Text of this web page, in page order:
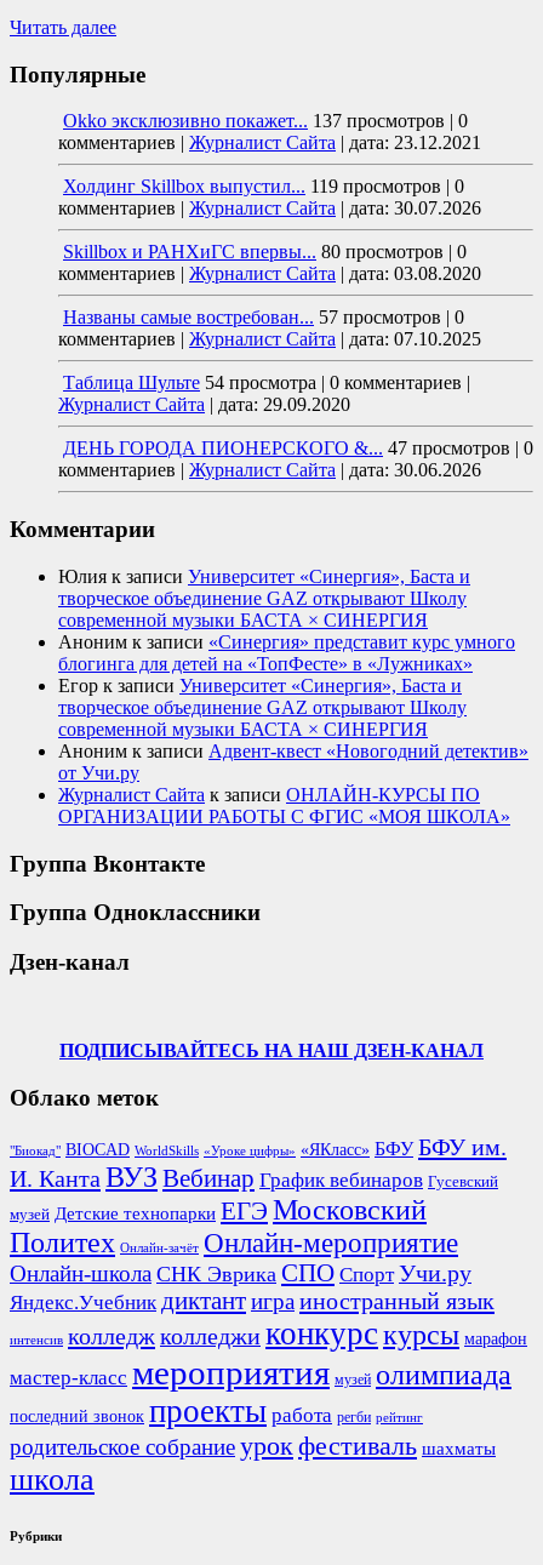
Читать далее
Популярные
Okko эксклюзивно покажет... 137 просмотров
0
комментариев
Журналист Сайта дата: 23.12.2021
Холдинг Skillbox выпустил... 119 просмотров
0
комментариев
Журналист Сайта дата: 30.07.2026
Skillbox и РАНХиГС впервы... 80 просмотров
0
комментариев
Журналист Сайта дата: 03.08.2020
Названы самые востребован... 57 просмотров
0
комментариев
Журналист Сайта дата: 07.10.2025
Таблица Шульте 54 просмотра 0 комментариев
Журналист Сайта
дата: 29.09.2020
ДЕНЬ ГОРОДА ПИОНЕРСКОГО &... 47 просмотров
0
комментариев
Журналист Сайта дата: 30.06.2026
Комментарии
Юлия к записи Университет «Синергия», Баста и
творческое объединение GAZ открывают Школу
современной музыки БАСТА × СИНЕРГИЯ
Аноним к записи «Синергия» представит курс умного
блогинга для детей на «ТопФесте» в «Лужниках»
Егор к записи Университет «Синергия», Баста и
творческое объединение GAZ открывают Школу
современной музыки БАСТА × СИНЕРГИЯ
Аноним к записи Адвент-квест «Новогодний детектив»
от Учи.ру
Журналист Сайта к записи ОНЛАЙН-КУРСЫ ПО
ОРГАНИЗАЦИИ РАБОТЫ С ФГИС «МОЯ ШКОЛА»
Группа Вконтакте
Группа Одноклассники
Дзен-канал
ПОДПИСЫВАЙТЕСЬ НА НАШ ДЗЕН-КАНАЛ
Облако меток
"Биокад" BIOCAD WorldSkills «Уроке цифры» «ЯКласс» БФУ БФУ им.
И. Канта ВУЗ Вебинар График вебинаров Гусевский
музей Детские технопарки ЕГЭ Московский
Политех Онлайн-зачёт Онлайн-мероприятие
Онлайн-школа СНК Эврика СПО Спорт Учи.ру
Яндекс.Учебник диктантиграиностранный язык
интенсив колледжколледжиконкурскурсы марафон
мастер-класс мероприятия музей олимпиада
последний звонок проекты работа регби рейтинг
родительское собраниеурокфестиваль шахматы
школа
Рубрики